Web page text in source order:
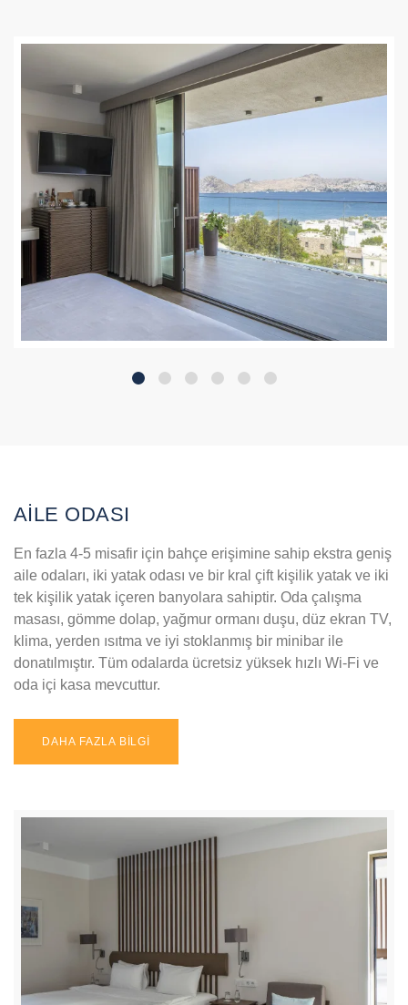
AİLE ODASI
En fazla 4-5 misafir için bahçe erişimine sahip ekstra geniş
aile odaları, iki yatak odası ve bir kral çift kişilik yatak ve iki
tek kişilik yatak içeren banyolara sahiptir. Oda çalışma
masası, gömme dolap, yağmur ormanı duşu, düz ekran TV,
klima, yerden ısıtma ve iyi stoklanmış bir minibar ile
donatılmıştır. Tüm odalarda ücretsiz yüksek hızlı Wi-Fi ve
oda içi kasa mevcuttur.
DAHA FAZLA BİLGİ